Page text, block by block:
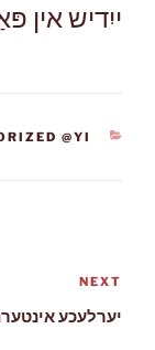
ייִדיש אין פּאַריז 2021 :
@YI
Next
Post
NEXT
יערלעכע